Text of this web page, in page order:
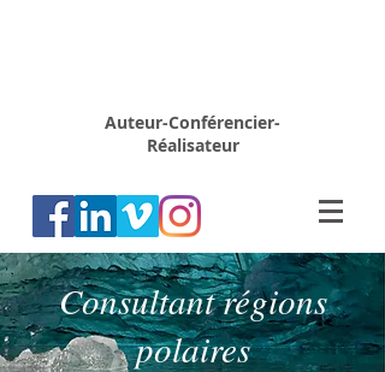
Auteur-Conférencier-
Réalisateur
Consultant régions
polaires